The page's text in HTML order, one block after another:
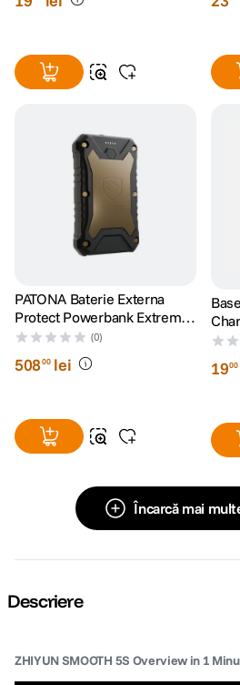
PATONA Baterie Externa
Protect Powerbank Extreme
100 PD65W 27.000mAh
Wireless
(0)
50800 lei 1900
Încarcă mai
Descriere
ZHIYUN SMOOTH 5S Overview in 1